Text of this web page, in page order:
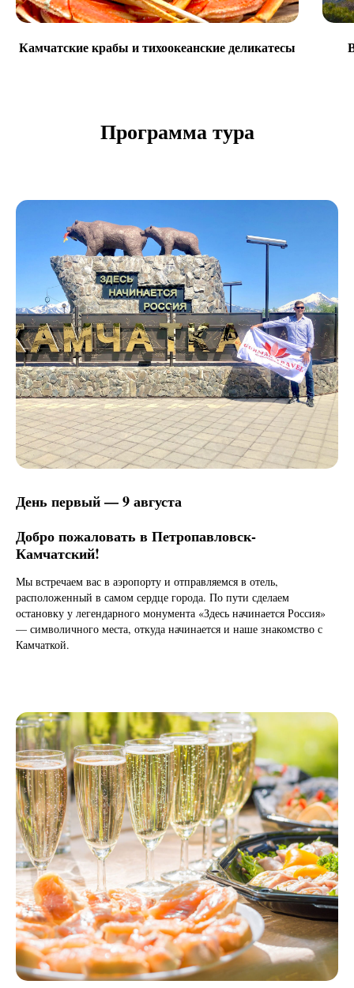
Камчатские крабы и тихоокеанские деликатесы
Программа тура
День первый — 9 августа
Добро пожаловать в Петропавловск-
Камчатский!
Мы встречаем вас в аэропорту и отправляемся в отель,
расположенный в самом сердце города. По пути сделаем
остановку у легендарного монумента «Здесь начинается Россия»
— символичного места, откуда начинается и наше знакомство с
Камчаткой.